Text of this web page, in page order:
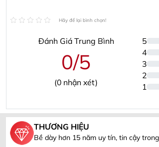
Hãy để lại bình chọn!
Đánh Giá Trung Bình
0/5
(0 nhận xét)
5
4
3
2
1
THƯƠNG HIỆU
Bề dày hơn 15 năm uy tín, tin cậy